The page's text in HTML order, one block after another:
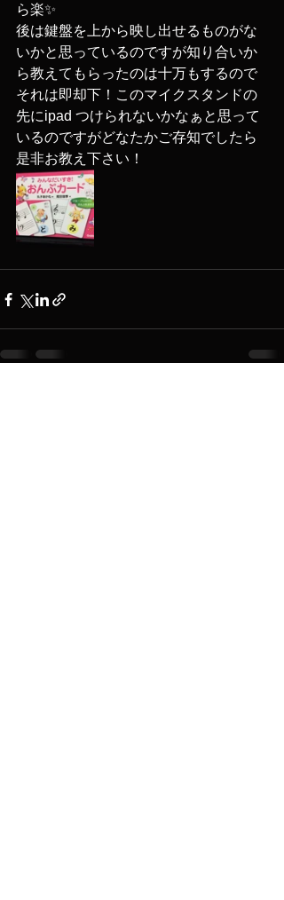
ら楽✨
後は鍵盤を上から映し出せるものがな
いかと思っているのですが知り合いか
ら教えてもらったのは十万もするので
それは即却下！このマイクスタンドの
先にipad つけられないかなぁと思って
いるのですがどなたかご存知でしたら
是非お教え下さい！